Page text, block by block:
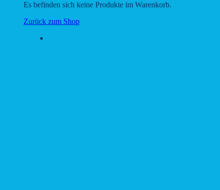
Es befinden sich keine Produkte im Warenkorb.
Zurück zum Shop